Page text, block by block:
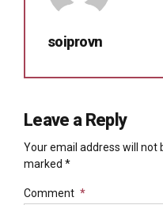
soiprovn
Leave a Reply
Your email address will not
marked *
Comment *